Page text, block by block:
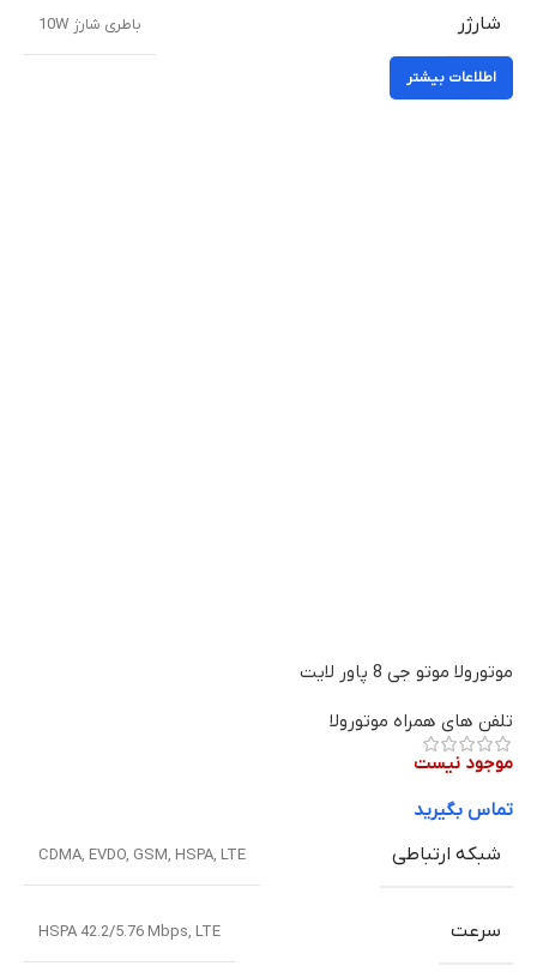
شارژر باطری شارژ 10W
اطلاعات بیشتر
موتورولا موتو جی 8 پاور لایت
تلفن های همراه موتورولا
موجود نیست
تماس بگیرید
شبکه ارتباطی
CDMA, EVDO, GSM, HSPA, LTE
سرعت HSPA 42.2/5.76 Mbps, LTE